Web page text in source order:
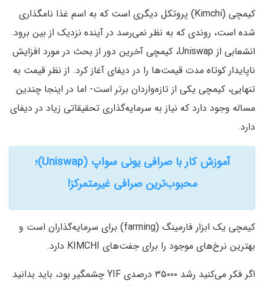
کیمچی (Kimchi) پروتکل دیگری است که به اسم غذا نامگذاری
شده است، روندی که به نظر نمی‌رسد در آینده نزدیک از بین برود.
انشعابی از Uniswap، کیمچی آخرین دور از بحث در مورد افزایش
ناپایدار کوتاه مدت قیمت‌ها را در دیفای آغاز کرد. از نظر قیمت به
تنهایی، کیمچی یکی از تازه‌واردان برتر است- اما در اینجا چندین
مساله وجود دارد که نیاز به سرمایه‌گذاری تحقیقاتی زیاد در دیفای
دارد.
آموزش کار با صرافی یونی سواپ (Uniswap)؛
محبوب‌ترین صرافی غیرمتمرکز!
کیمچی یک ابزار فارمینگ (farming) برای سرمایه‌گذاران است و
بهترین نرخ‌های موجود را برای جفت‌های KIMCHI دارد.
اگر فکر می‌کنید رشد ۳۵۰۰۰ درصدی YIF چشمگیر بود، باید بدانید